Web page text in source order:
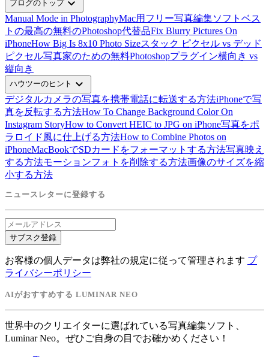
ブログのトップexpand_more
Manual Mode in PhotographyMac用フリー写真編集ソフトベス
ト の最高の無料のPhotoshop代替品Fix Blurry Pictures On
iPhoneHow Big Is 8x10 Photo Sizeスタック ピクセル vs デッド
ピクセル写真家のための無料Photoshopプラグイン横向き vs
縦向き
ハウツーのヒント expand_more
デジタルカメラの写真を携帯電話に転送する方法iPhoneで写
真を反転する方法How To Change Background Color On
Instagram StoryHow to Convert HEIC to JPG on iPhone写真をポ
ラロイド風に仕上げる方法How to Combine Photos on
iPhoneMacBookでSDカードをフォーマットする方法写真映え
する方法モーションフォトを削除する方法画像のサイズを縮
小する方法
ニュースレターに登録する
サブスク登録
お客様の個人データは弊社の規定に従って管理されます プ
ライバシーポリシー
AIがおすすめする LUMINAR NEO
世界中のクリエイターに選ばれている写真編集ソフト、
Luminar Neo。ぜひご自身の目でお確かめください！